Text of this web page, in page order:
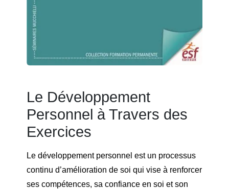
Le Développement
Personnel à Travers des
Exercices
Le développement personnel est un processus
continu d’amélioration de soi qui vise à renforcer
ses compétences, sa confiance en soi et son